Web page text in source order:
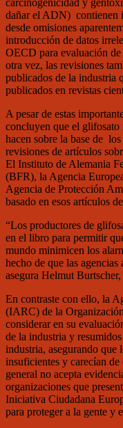
carcinogenicidad y
dañar el ADN) contienen
desde omisiones
introducción de datos
OECD para evaluación
otra vez, las revisiones
publicados de la industria
publicados en revistas
A pesar de estas
concluyen que el glifosato
hacen sobre la base de
revisiones de artículos
El Instituto de Alemania
(BFR), la Agencia
Agencia de Protección
basado en esos artículos
“Los productores de
en el libro para permitir
mundo minimicen los
hecho de que las agencias
asegura Helmut
En contraste con ello, la
(IARC) de la
considerar en su
de la industria y
industria, asegurando que
insuficientes y carecían
general no acepta
organizaciones que
Iniciativa Ciudadana
para proteger a la gente y